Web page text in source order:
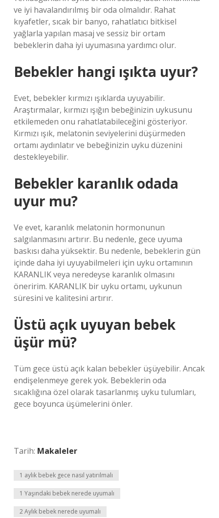
ve iyi havalandırılmış bir oda olmalıdır. Rahat
kıyafetler, sıcak bir banyo, rahatlatıcı bitkisel
yağlarla yapılan masaj ve sessiz bir ortam
bebeklerin daha iyi uyumasına yardımcı olur.
Bebekler hangi ışıkta uyur?
Evet, bebekler kırmızı ışıklarda uyuyabilir.
Araştırmalar, kırmızı ışığın bebeğinizin uykusunu
etkilemeden onu rahatlatabileceğini gösteriyor.
Kırmızı ışık, melatonin seviyelerini düşürmeden
ortamı aydınlatır ve bebeğinizin uyku düzenini
destekleyebilir.
Bebekler karanlık odada
uyur mu?
Ve evet, karanlık melatonin hormonunun
salgılanmasını artırır. Bu nedenle, gece uyuma
baskısı daha yüksektir. Bu nedenle, bebeklerin gün
içinde daha iyi uyuyabilmeleri için uyku ortamının
KARANLIK veya neredeyse karanlık olmasını
öneririm. KARANLIK bir uyku ortamı, uykunun
süresini ve kalitesini artırır.
Üstü açık uyuyan bebek
üşür mü?
Tüm gece üstü açık kalan bebekler üşüyebilir. Ancak
endişelenmeye gerek yok. Bebeklerin oda
sıcaklığına özel olarak tasarlanmış uyku tulumları,
gece boyunca üşümelerini önler.
Tarih: Makaleler
1 aylık bebek gece nasıl yatırılmalı
1 Yaşındaki bebek nerede uyumalı
2 Aylık bebek nerede uyumalı